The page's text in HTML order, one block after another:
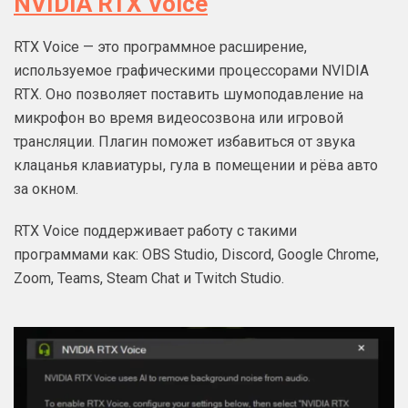
RTX Voice — это программное расширение,
используемое графическими процессорами NVIDIA
RTX. Оно позволяет поставить шумоподавление на
микрофон во время видеосозвона или игровой
трансляции. Плагин поможет избавиться от звука
клацанья клавиатуры, гула в помещении и рёва авто
за окном.
RTX Voice поддерживает работу с такими
программами как: OBS Studio, Discord, Google Chrome,
Zoom, Teams, Steam Chat и Twitch Studio.